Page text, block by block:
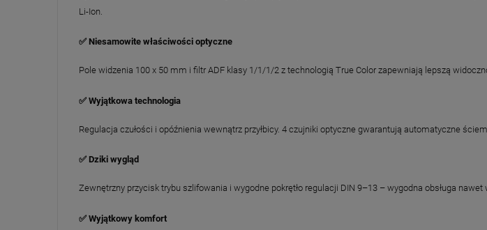
Li-Ion.
✅ Niesamowite właściwości optyczne
Pole widzenia 100 x 50 mm i filtr ADF klasy 1/1/1/2 z technologią True Color zapewniają lepszą
✅ Wyjątkowa technologia
Regulacja czułości i opóźnienia wewnątrz przyłbicy. 4 czujniki optyczne gwarantują automatyczne
✅ Dziki wygląd
Zewnętrzny przycisk trybu szlifowania i wygodne pokrętło regulacji DIN 9–13 – wygodna obsługa nawet
✅ Wyjątkowy komfort